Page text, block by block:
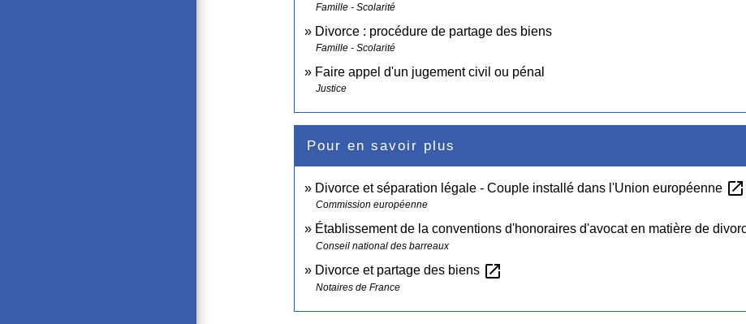
Famille - Scolarité
Divorce : procédure de partage des biens
Famille - Scolarité
Faire appel d'un jugement civil ou pénal
Justice
Pour en savoir plus
Divorce et séparation légale - Couple installé dans l'Union européenne open_in_new
Commission européenne
Établissement de la conventions d'honoraires d'avocat en matière de
Conseil national des barreaux
Divorce et partage des biens open_in_new
Notaires de France